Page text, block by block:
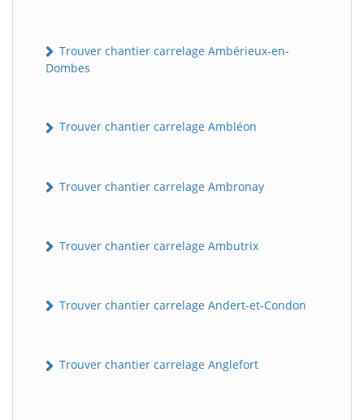
Trouver chantier carrelage Ambérieux-en-
Dombes
Trouver chantier carrelage Ambléon
Trouver chantier carrelage Ambronay
Trouver chantier carrelage Ambutrix
Trouver chantier carrelage Andert-et-Condon
Trouver chantier carrelage Anglefort